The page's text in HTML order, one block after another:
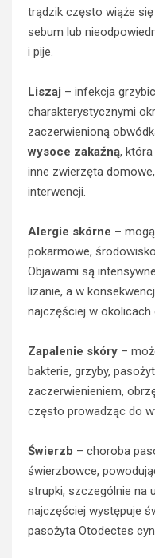
trądzik często wiąże
sebum lub
i pije.
Liszaj – infekcja
charakterystycznymi
zaczerwienioną
wysoce zakaźną,
inne zwierzęta
interwencji.
Alergie skórne –
pokarmowe,
Objawami są
lizanie, a w
najczęściej w okolicach
Zapalenie skóry –
bakterie, grzyby,
zaczerwienieniem,
często prowadząc do
Świerzb – choroba
świerzbowce,
strupki, szczególnie na
najczęściej występuje
pasożyta Otodectes